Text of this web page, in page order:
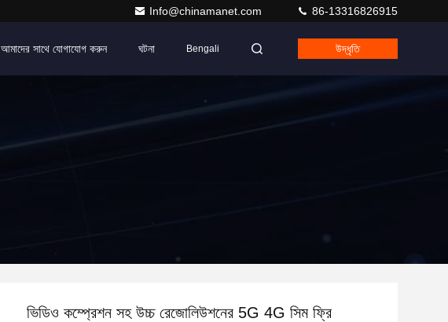
Info@chinamanet.com 86-13316826915
আমাদের সাথে যোগাযোগ করুন ঘটনা Bengali উদ্ধৃতি
ভিডিও কম্প্রেশন সহ উচ্চ রেজোলিউশনের 5G 4G সিম ফ্রি